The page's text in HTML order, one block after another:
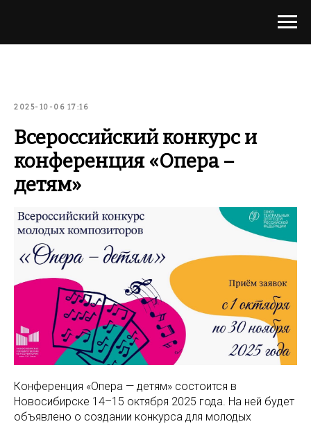
2025-10-06 17:16
Всероссийский конкурс и
конференция «Опера –
детям»
Конференция «Опера — детям» состоится в
Новосибирске 14–15 октября 2025 года. На ней будет
объявлено о создании конкурса для молодых